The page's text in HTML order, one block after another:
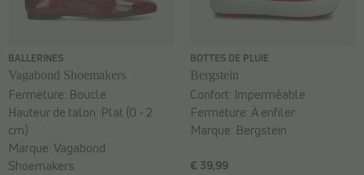
BALLERINES
Vagabond Shoemakers
Fermeture: Boucle
Hauteur de talon: Plat (0 - 2
cm)
Marque:Vagabond
Shoemakers
BOTTES DE PLUIE
Bergstein
€ 39,99
Confort: Imperméable
Fermeture:À enfiler
Marque: Bergstein